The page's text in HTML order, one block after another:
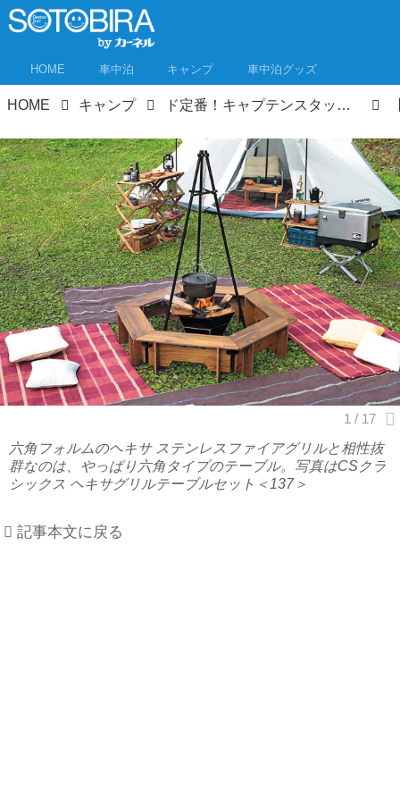
HOME 車中泊 キャンプ 車中泊グッズ
HOME キャンプ ド定番！キャプテンスタッグの焚き火台「ヘキサステンレスファイアグリル」徹底レビュー！キャンプ初心者にもおすすめな理由を解説
六角フォルムのヘキサ ステンレスファイアグリルと相性抜
群なのは、やっぱり六角タイプのテーブル。写真はCSクラ
シックス ヘキサグリルテーブルセット＜137＞
記事本文に戻る